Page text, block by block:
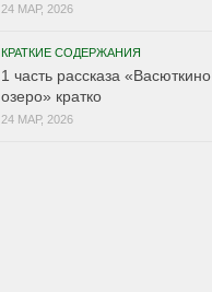
24 МАР, 2026
КРАТКИЕ СОДЕРЖАНИЯ
1 часть рассказа «Васюткино
озеро» кратко
24 МАР, 2026